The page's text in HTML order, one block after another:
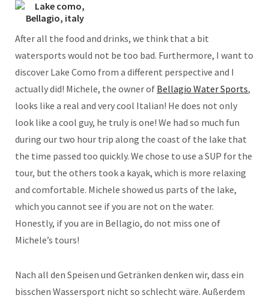
After all the food and drinks, we think that a bit
watersports would not be too bad. Furthermore, I want to
discover Lake Como from a different perspective and I
actually did! Michele, the owner of Bellagio Water Sports,
looks like a real and very cool Italian! He does not only
look like a cool guy, he truly is one! We had so much fun
during our two hour trip along the coast of the lake that
the time passed too quickly. We chose to use a SUP for the
tour, but the others took a kayak, which is more relaxing
and comfortable. Michele showed us parts of the lake,
which you cannot see if you are not on the water.
Honestly, if you are in Bellagio, do not miss one of
Michele’s tours!
Nach all den Speisen und Getränken denken wir, dass ein
bisschen Wassersport nicht so schlecht wäre. Außerdem